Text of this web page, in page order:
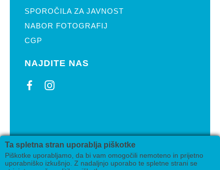
Ta spletna stran uporablja piškotke
Piškotke uporabljamo, da bi vam omogočili nemoteno in prijetno
uporabniško izkušnjo. Z nadaljnjo uporabo te spletne strani se
SPOROČILA ZA JAVNOST
NABOR FOTOGRAFIJ
CGP
NAJDITE NAS
IzdelavaAV studio